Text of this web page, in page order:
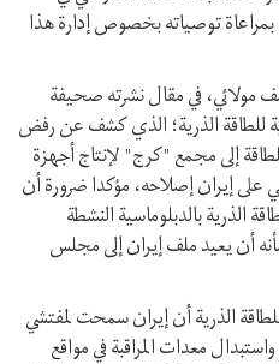
بمراعاة توصياته بخصوص إدارة هذا
مولائي، في مقال نشرته صحيفة
للطاقة الذرية؛ الذي كشف عن رفض
إلى مجمع "كرج" لإنتاج أجهزة
على إيران إصلاحه، مؤكدا ضرورة أن
الذرية بالدبلوماسية النشطة
أن يعيد ملف إيران إلى مجلس
الذرية أن إيران سمحت لمفتشي
معدات المراقبة في مواقع